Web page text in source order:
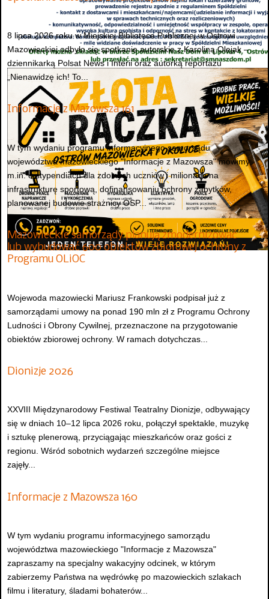
8 lipca 2026 roku w Miejskiej Bibliotece Publicznej w Ostrowi
Mazowieckiej odbyło się spotkanie autorskie z Karoliną Olejak –
dziennikarką Polsat News i Interii oraz autorką reportażu
„Nienawidzę ich! To...
Informacje z Mazowsza 161
W tym wydaniu programu informacyjnego samorządu
województwa mazowieckiego "Informacje z Mazowsza" mówimy
m.in. o stypendiach dla zdolnych uczniów i milionach na
infrastrukturę sportową, dofinansowaniu ochrony zabytków,
planowanej budowie strażnicy OSP...
Mazowieckie samorządy planują zmodernizować
lub wybudować 600 obiektów zbiorowej ochrony z
Programu OLiOC
Wojewoda mazowiecki Mariusz Frankowski podpisał już z
samorządami umowy na ponad 190 mln zł z Programu Ochrony
Ludności i Obrony Cywilnej, przeznaczone na przygotowanie
obiektów zbiorowej ochrony. W ramach dotychczas...
Dionizje 2026
XXVIII Międzynarodowy Festiwal Teatralny Dionizje, odbywający
się w dniach 10–12 lipca 2026 roku, połączył spektakle, muzykę
i sztukę plenerową, przyciągając mieszkańców oraz gości z
regionu. Wśród sobotnich wydarzeń szczególne miejsce
zajęły...
Informacje z Mazowsza 160
W tym wydaniu programu informacyjnego samorządu
województwa mazowieckiego "Informacje z Mazowsza"
zapraszamy na specjalny wakacyjny odcinek, w którym
zabierzemy Państwa na wędrówkę po mazowieckich szlakach
filmu i literatury, śladami bohaterów...